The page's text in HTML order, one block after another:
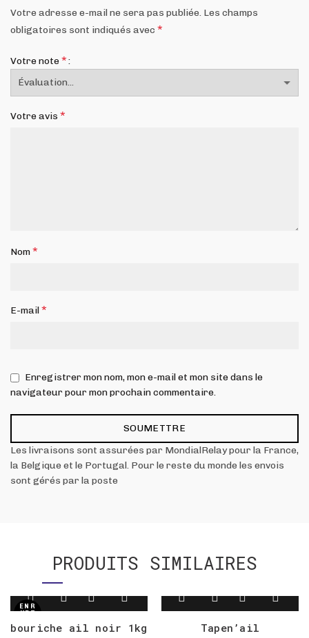
Votre adresse e-mail ne sera pas publiée. Les champs
obligatoires sont indiqués avec *
Votre note*
Votre avis *
Nom*
E-mail*
Enregistrer mon nom, mon e-mail et mon site dans le
navigateur pour mon prochain commentaire.
Les livraisons sont assurées par MondialRelay pour la France,
la Belgique et le Portugal. Pour le reste du monde les envois
sont gérés par la poste
PRODUITS SIMILAIRES
EN R
UPT
DE S
TOC
bouriche ail noir 1kg Tapen’ail